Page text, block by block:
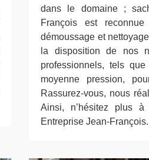
dans le domaine ;
François est
démoussage et
la disposition de nos
professionnels, tels
moyenne pression,
Rassurez-vous, nous
Ainsi, n’hésitez plus
Entreprise Jean-François.